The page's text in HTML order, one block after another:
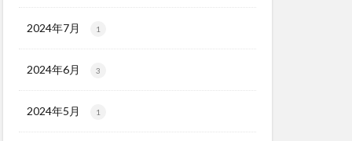
2024年7月 1
2024年6月 3
2024年5月 1